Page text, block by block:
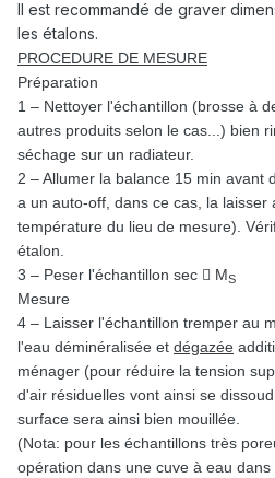
Il est recommandé de graver
les étalons.
PROCEDURE DE MESURE
Préparation
1 – Nettoyer l'échantillon (brosse à
autres produits selon le cas...) bien
séchage sur un radiateur.
2 – Allumer la balance 15 min avant
a un auto-off, dans ce cas, la laisser
température du lieu de mesure).
étalon.
3 – Peser l'échantillon sec  MS
Mesure
4 – Laisser l'échantillon tremper au
l'eau déminéralisée et dégazée
ménager (pour réduire la tension
d'air résiduelles vont ainsi se
surface sera ainsi bien mouillée.
(Nota: pour les échantillons très
opération dans une cuve à eau